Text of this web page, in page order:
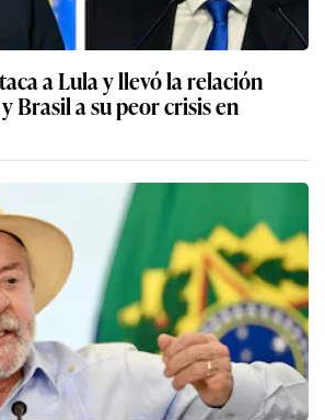
a Lula y llevó la relación
Brasil a su peor crisis en